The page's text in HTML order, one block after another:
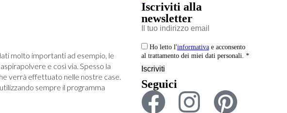
molto importanti ad esempio, le
e così via. Spesso la
verrà effettuato nelle nostre case.
sempre il programma
Iscriviti alla
newsletter
Ho letto l'informativae acconsento
al trattamento dei miei dati personali. *
Seguici